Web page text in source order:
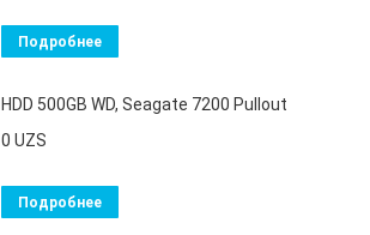
Подробнее
HDD 500GB WD, Seagate 7200 Pullout
0 UZS
Подробнее